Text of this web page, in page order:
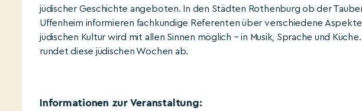
jüdischer Geschichte angeboten. In den Städten Rothenburg ob der
Uffenheim informieren fachkundige Referenten über verschiedene
jüdischen Kultur wird mit allen Sinnen möglich – in Musik, Sprache und
rundet diese jüdischen Wochen ab.
Informationen zur Veranstaltung: